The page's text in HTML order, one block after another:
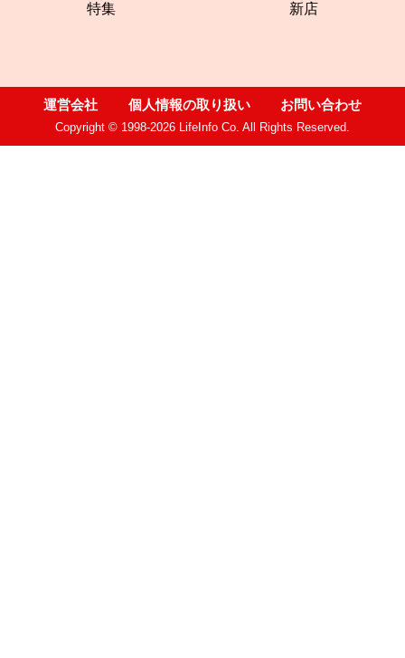
特集 新店
運営会社 個人情報の取り扱い お問い合わせ
Copyright © 1998-2026 LifeInfo Co. All Rights Reserved.